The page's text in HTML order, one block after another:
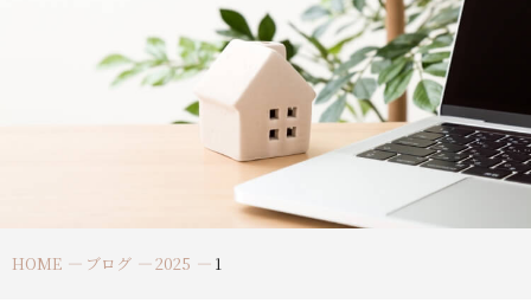
HOME ブログ 2025 1